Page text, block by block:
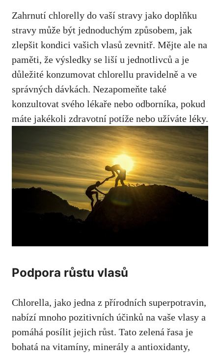
Zahrnutí chlorelly do vaší stravy jako doplňku
stravy může být jednoduchým způsobem, jak
zlepšit kondici vašich vlasů zevnitř. Mějte ale na
paměti, že výsledky se liší u jednotlivců a je
důležité konzumovat chlorellu pravidelně a ve
správných dávkách. Nezapomeňte také
konzultovat svého lékaře nebo odborníka, pokud
máte jakékoli zdravotní potíže nebo užíváte léky.
Podpora růstu vlasů
Chlorella, jako jedna z přírodních superpotravin,
nabízí mnoho pozitivních účinků na vaše vlasy a
pomáhá posílit jejich růst. Tato zelená řasa je
bohatá na vitamíny, minerály a antioxidanty,